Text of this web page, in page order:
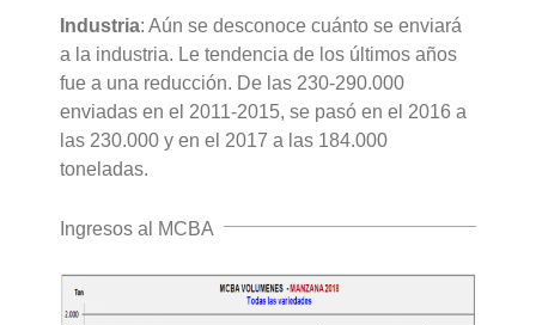
Industria: Aún se desconoce cuánto se enviará
a la industria. Le tendencia de los últimos años
fue a una reducción. De las 230-290.000
enviadas en el 2011-2015, se pasó en el 2016 a
las 230.000 y en el 2017 a las 184.000
toneladas.
Ingresos al MCBA